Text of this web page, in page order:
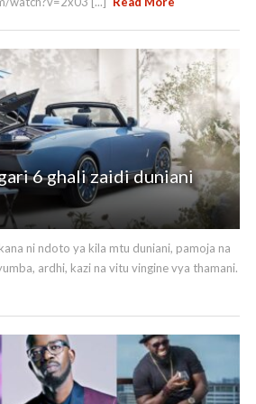
el
6 ghali zaidi duniani
ni ndoto ya kila mtu duniani, pamoja na
ardhi, kazi na vitu vingine vya thamani.